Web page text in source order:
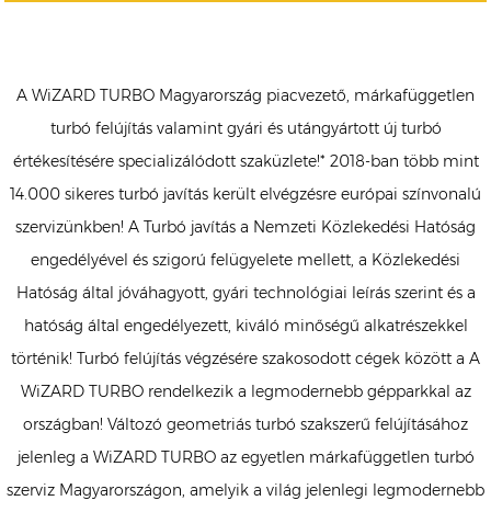
A WiZARD TURBO Magyarország piacvezető, márkafüggetlen
turbó felújítás valamint gyári és utángyártott új turbó
értékesítésére specializálódott szaküzlete!* 2018-ban több mint
14.000 sikeres turbó javítás került elvégzésre európai színvonalú
szervizünkben! A Turbó javítás a Nemzeti Közlekedési Hatóság
engedélyével és szigorú felügyelete mellett, a Közlekedési
Hatóság által jóváhagyott, gyári technológiai leírás szerint és a
hatóság által engedélyezett, kiváló minőségű alkatrészekkel
történik! Turbó felújítás végzésére szakosodott cégek között a A
WiZARD TURBO rendelkezik a legmodernebb gépparkkal az
országban! Változó geometriás turbó szakszerű felújításához
jelenleg a WiZARD TURBO az egyetlen márkafüggetlen turbó
szerviz Magyarországon, amelyik a világ jelenlegi legmodernebb